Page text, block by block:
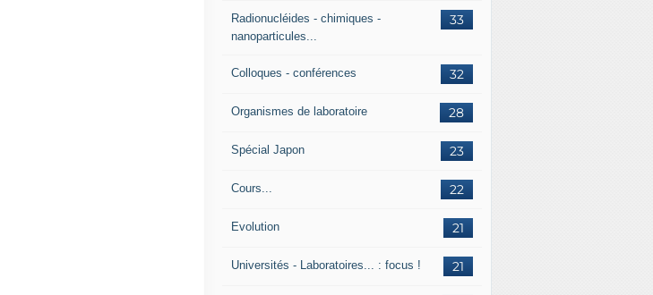
33
Radionucléides - chimiques -
nanoparticules...
32
Colloques - conférences
28
Organismes de laboratoire
23
Spécial Japon
22
Cours...
21
Evolution
21
Universités - Laboratoires... : focus !